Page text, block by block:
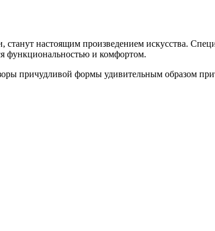
настоящим произведением искусства.
функциональностью и комфортом.
причудливой формы удивительным образом